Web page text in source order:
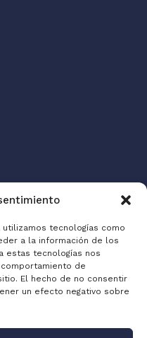
tecnologías como
a la información de los
estas tecnologías nos
de
El hecho de no consentir
un efecto negativo sobre